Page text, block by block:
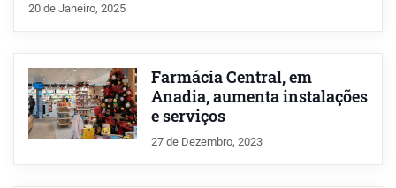
20 de Janeiro, 2025
Farmácia Central, em
Anadia, aumenta instalações
e serviços
27 de Dezembro, 2023